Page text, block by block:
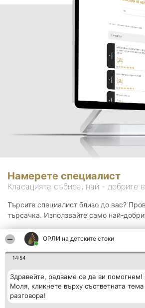
ОРЛИ на детските стоки
14:54
Здравейте, радваме се да ви помогнем!
Моля, кликнете върху съответната
разговора!
Намерете специалист
Класацията събира, най - добрите
Търсите специалист близо до вас?
търсачка. Използвайте само най-